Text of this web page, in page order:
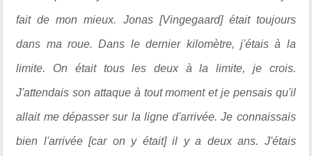
fait de mon mieux. Jonas [Vingegaard] était toujours
dans ma roue. Dans le dernier kilomètre, j'étais à la
limite. On était tous les deux à la limite, je crois.
J'attendais son attaque à tout moment et je pensais qu'il
allait me dépasser sur la ligne d'arrivée. Je connaissais
bien l'arrivée [car on y était] il y a deux ans. J'étais